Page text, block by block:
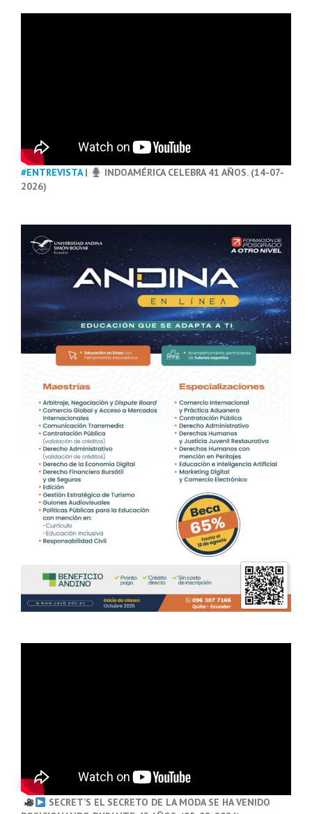
#ENTREVISTA|
INDOAMÉRICA CELEBRA 41 AÑOS. (14-07-
2026)
SECRET’S EL SECRETO DE LA MODA SE HA VENIDO